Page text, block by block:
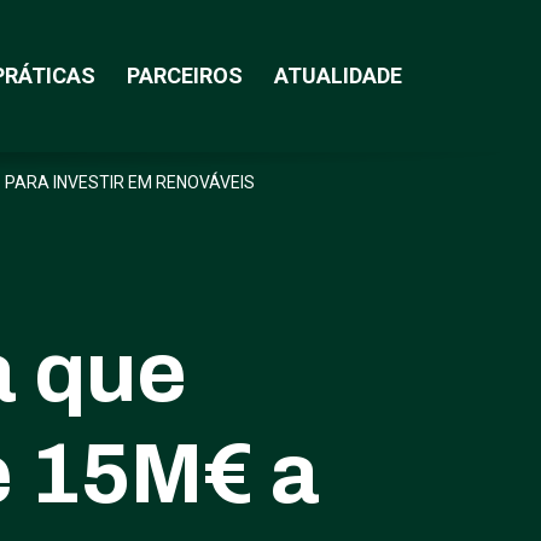
PARCEIROS ATUALIDADE
INVESTIR EM RENOVÁVEIS
que
a